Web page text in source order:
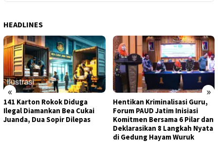
HEADLINES
« »
141 Karton Rokok Diduga
Ilegal Diamankan Bea Cukai
Juanda, Dua Sopir Dilepas
Hentikan Kriminalisasi Guru,
Forum PAUD Jatim Inisiasi
Komitmen Bersama 6 Pilar dan
Deklarasikan 8 Langkah Nyata
di Gedung Hayam Wuruk